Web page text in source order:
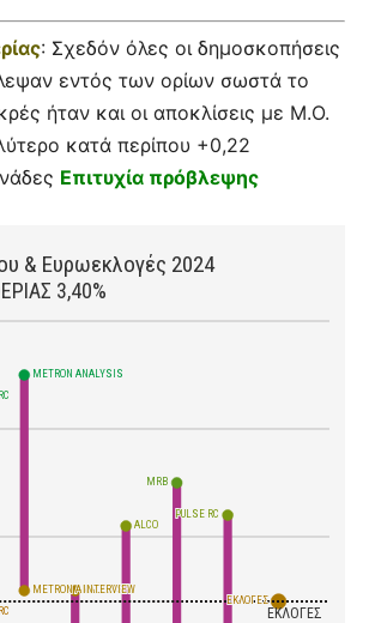
: Σχεδόν όλες οι δημοσκοπήσεις
εντός των ορίων σωστά το
ήταν και οι αποκλίσεις με Μ.Ο.
κατά περίπου +0,22
Επιτυχία πρόβλεψης